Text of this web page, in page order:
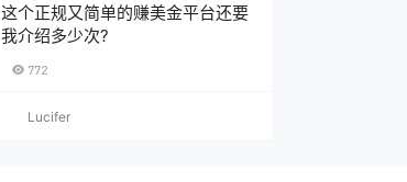
这个正规又简单的赚美金平台还要
我介绍多少次?
772
Lucifer